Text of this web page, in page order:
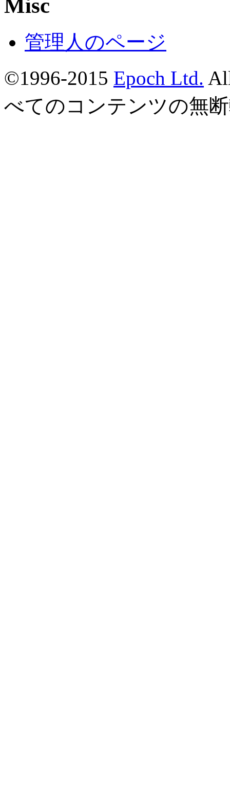
管理人のページ
©1996-2015 Epoch Ltd.
べてのコンテンツの無